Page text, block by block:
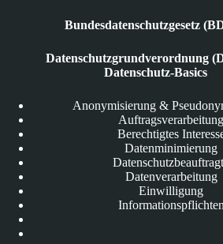
Bundesdatenschutzgesetz
Datenschutzgrundverordnung
Datenschutz-Basics
Anonymisierung &
Auftragsverarbeitung
Berechtigtes
Datenminimierung
Datenverarbeitung
Einwilligung
Informationspflichten